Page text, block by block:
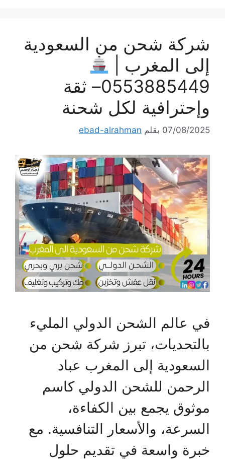
شركة شحن من السعودية
إلى المغرب |
0553885449– ثقة
وإحترافية لكل شحنة
07/08/2025 بقلم ebad-alrahman
في عالم الشحن الدولي المليء
بالتحديات، تبرز شركة شحن من
السعودية إلى المغرب عباد
الرحمن للشحن الدولي كاسم
موثوق يجمع بين الكفاءة،
السرعة، والأسعار التنافسية. مع
خبرة واسعة في تقديم حلول